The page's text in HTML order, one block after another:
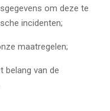
om deze te
incidenten;
maatregelen;
belang van de